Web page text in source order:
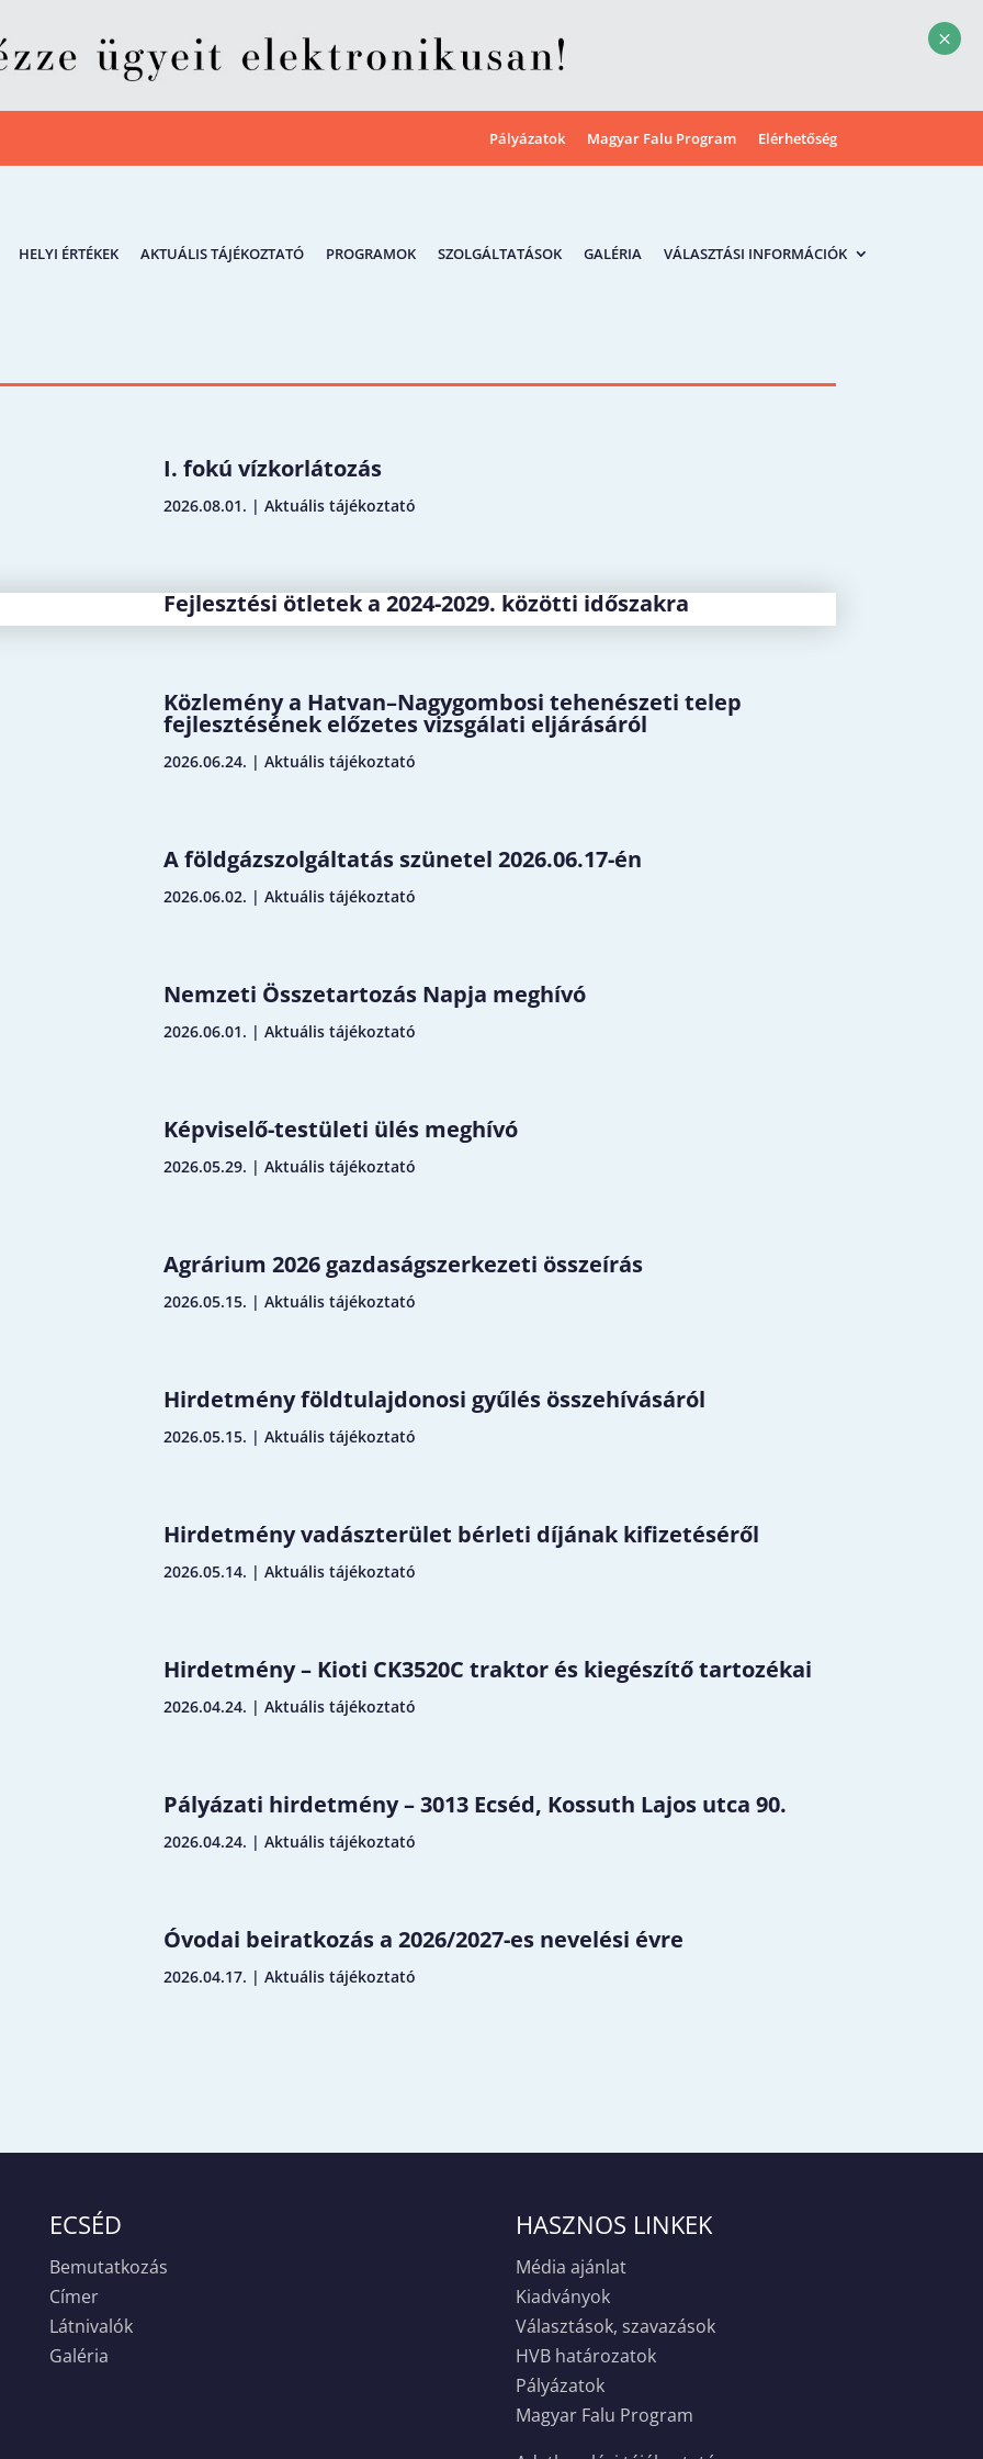
M
Pályázatok Magyar Falu Program Elérhetőség
HELYI ÉRTÉKEK AKTUÁLIS TÁJÉKOZTATÓ PROGRAMOK SZOLGÁLTATÁSOK GALÉRIA VÁLASZTÁSI INFORMÁCIÓK
I. fokú vízkorlátozás
2026.08.01. | Aktuális tájékoztató
Fejlesztési ötletek a 2024-2029. közötti időszakra
Közlemény a Hatvan–Nagygombosi tehenészeti telep
fejlesztésének előzetes vizsgálati eljárásáról
2026.06.24. | Aktuális tájékoztató
A földgázszolgáltatás szünetel 2026.06.17-én
2026.06.02. | Aktuális tájékoztató
Nemzeti Összetartozás Napja meghívó
2026.06.01. | Aktuális tájékoztató
Képviselő-testületi ülés meghívó
2026.05.29. | Aktuális tájékoztató
Agrárium 2026 gazdaságszerkezeti összeírás
2026.05.15. | Aktuális tájékoztató
Hirdetmény földtulajdonosi gyűlés összehívásáról
2026.05.15. | Aktuális tájékoztató
Hirdetmény vadászterület bérleti díjának kifizetéséről
2026.05.14. | Aktuális tájékoztató
Hirdetmény – Kioti CK3520C traktor és kiegészítő tartozékai
2026.04.24. | Aktuális tájékoztató
Pályázati hirdetmény – 3013 Ecséd, Kossuth Lajos utca 90.
2026.04.24. | Aktuális tájékoztató
Óvodai beiratkozás a 2026/2027-es nevelési évre
2026.04.17. | Aktuális tájékoztató
ECSÉD
Bemutatkozás
Címer
Látnivalók
Galéria
HASZNOS LINKEK
Média ajánlat
Kiadványok
Választások, szavazások
HVB határozatok
Pályázatok
Magyar Falu Program